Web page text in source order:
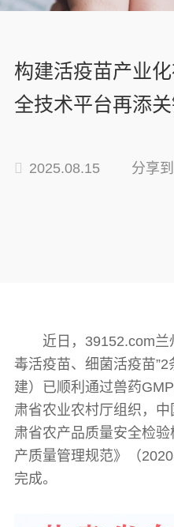
构建活疫苗产业
全技术平台再添
2025.08.15 分享到
近日，39152.com兰
毒活疫苗、细菌活疫苗”2
建）已顺利通过兽药GMP
肃省农业农村厅组织，
肃省农产品质量安全检
产质量管理规范》（2020
完成。